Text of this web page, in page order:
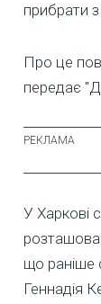
прибрати
Про це
передає
У Харкові
що раніше
Геннадія